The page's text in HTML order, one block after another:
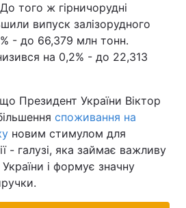
того ж гірничорудні
випуск залізорудного
- до 66,379 млн тонн.
на 0,2% - до 22,313
Президент України Віктор
споживання на
новим стимулом для
- галузі, яка займає важливу
і формує значну